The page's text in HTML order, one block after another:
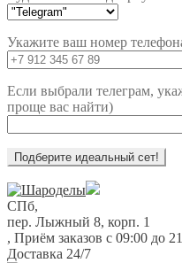
Укажите ваш номер
Если выбрали телеграм,
проще вас найти)
Перейти
к
навигации
Перейти
к
содержимому
СПб,
пер. Лыжный 8, корп. 1
, Приём заказов с 09:00 до
Доставка 24/7